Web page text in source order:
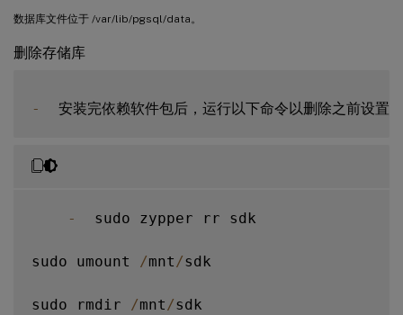
数据库文件位于 /var/lib/pgsql/data。
删除存储库
-
安装完依赖软件包后，运行以下命令以删除之前设置
-
  sudo zypper rr sdk
sudo umount /mnt /sdk
sudo rmdir /mnt /sdk